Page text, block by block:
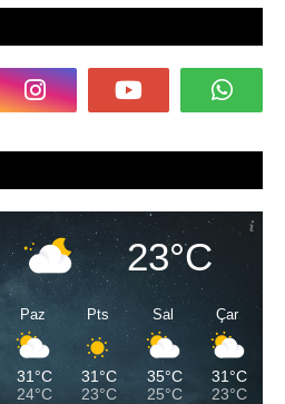
23°C
Paz
31°C
24°C
Pts
31°C
23°C
Sal
35°C
25°C
Çar
31°C
23°C